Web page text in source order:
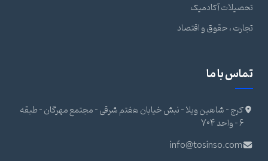
تحصیلات آکادمیک
تجارت ، حقوق و اقتصاد
تماس با ما
کرج - شاهین ویلا - نبش خیابان هفتم شرقی - مجتمع مهرگان - طبقه
6 - واحد 704
info@tosinso.com